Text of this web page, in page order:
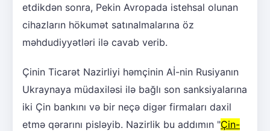
etdikdən sonra, Pekin Avropada istehsal olunan
cihazların hökumət satınalmalarına öz
məhdudiyyətləri ilə cavab verib.
Çinin Ticarət Nazirliyi həmçinin Aİ-nin Rusiyanın
Ukraynaya müdaxiləsi ilə bağlı son sanksiyalarına
iki Çin bankını və bir neçə digər firmaları daxil
etmə qərarını pisləyib. Nazirlik bu addımın "Çin-